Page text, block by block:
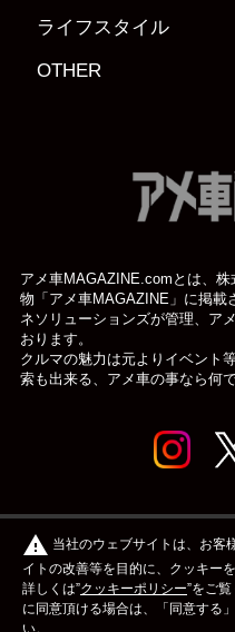
ライフスタイル
OTHER
アメ車MAGAZINE.comとは、
物「アメ車MAGAZINE」に掲載
ネソリューションズが管理、ア
おります。
クルマの魅力は元よりイベント
索も出来る、アメ車の事なら何
© アメ車のWEBマガジン
ボディタイプ
warning 当社のウェブサイトは、お客
イトの改善等を目的に、クッキー
詳しくは”クッキーポリシー”をご
に同意頂ける場合は、「同意する
い。